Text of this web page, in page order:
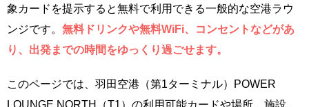
象カードを提示すると無料で利用できる一般的な空港ラウ
ンジです。 無料ドリンクや無料WiFi、コンセントなどがあ
り、出発までの時間をゆっくり過ごせます。
このページでは、羽田空港（第1ターミナル）POWER